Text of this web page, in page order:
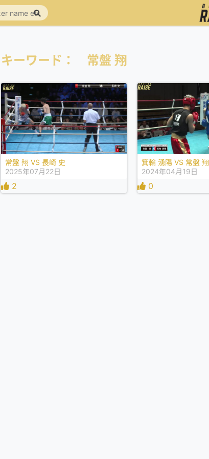
キーワード： 常盤 翔
常盤 翔 VS 長崎 史
2025年07月22日
2
箕輪 湧陽 VS 常盤 翔
2024年04月19日
0